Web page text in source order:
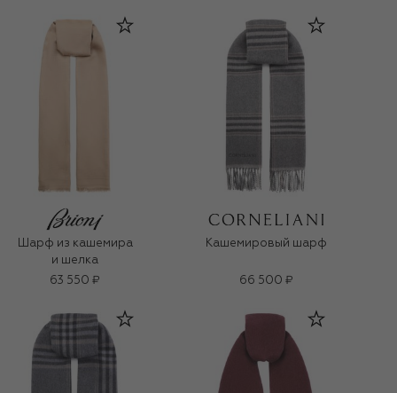
Шарф из кашемира
и шелка
63 550 ₽
Кашемировый шарф
66 500 ₽